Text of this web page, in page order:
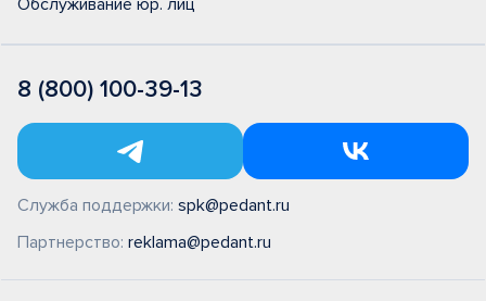
Обслуживание юр. лиц
8 (800) 100-39-13
Служба поддержки: spk@pedant.ru
Партнерство: reklama@pedant.ru